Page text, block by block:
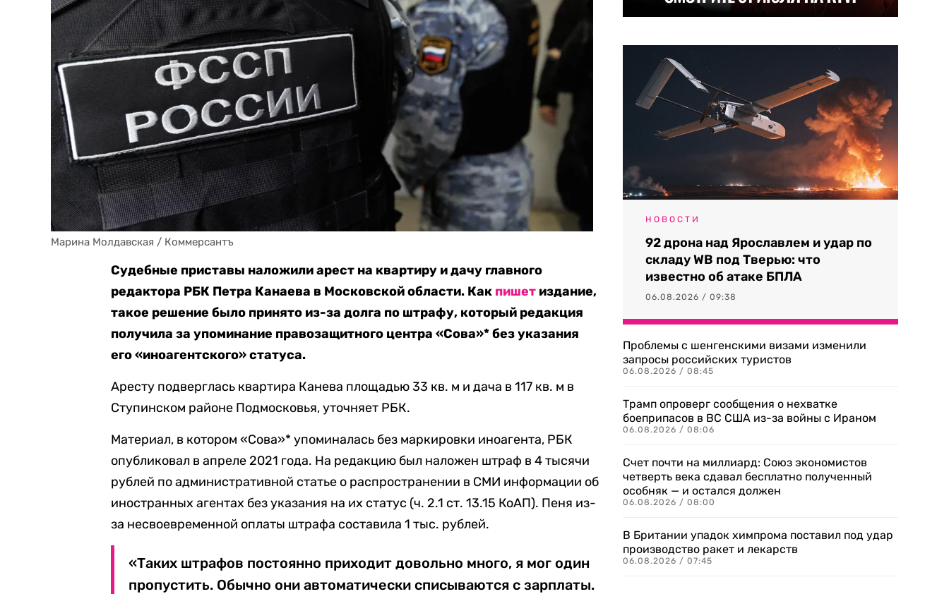
Марина Молдавская / Коммерсантъ
Судебные приставы наложили арест на квартиру и дачу главного
редактора РБК Петра Канаева в Московской области. Как пишет издание,
такое решение было принято из-за долга по штрафу, который редакция
получила за упоминание правозащитного центра «Сова»* без указания
его «иноагентского» статуса.
Аресту подверглась квартира Канева площадью 33 кв. м и дача в 117 кв. м в
Ступинском районе Подмосковья, уточняет РБК.
Материал, в котором «Сова»* упоминалась без маркировки иноагента, РБК
опубликовал в апреле 2021 года. На редакцию был наложен штраф в 4 тысячи
рублей по административной статье о распространении в СМИ информации об
иностранных агентах без указания на их статус (ч. 2.1 ст. 13.15 КоАП). Пеня из-
за несвоевременной оплаты штрафа составила 1 тыс. рублей.
«Таких штрафов постоянно приходит довольно много, я мог один
пропустить. Обычно они автоматически списываются с зарплаты.
НОВОСТИ
92 дрона над Ярославлем и удар по
складу WB под Тверью: что
известно об атаке БПЛА
06.08.2026 / 09:38
Проблемы с шенгенскими визами изменили
запросы российских туристов
06.08.2026 / 08:45
Трамп опроверг сообщения о нехватке
боеприпасов в ВС США из-за войны с Ираном
06.08.2026 / 08:06
Счет почти на миллиард: Союз экономистов
четверть века сдавал бесплатно полученный
особняк — и остался должен
06.08.2026 / 08:00
В Британии упадок химпрома поставил под удар
производство ракет и лекарств
06.08.2026 / 07:45